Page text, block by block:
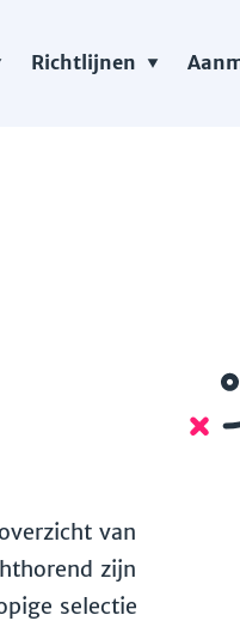
Richtlijnen
van
zijn
selectie